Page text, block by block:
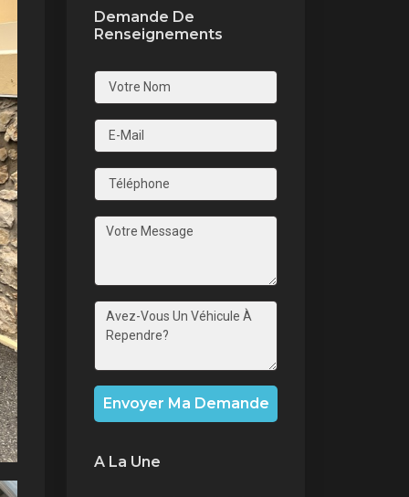
Demande De
Renseignements
Envoyer Ma Demande
A La Une